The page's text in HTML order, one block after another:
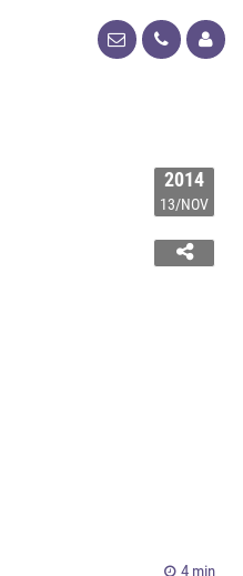
2014
13/NOV
4 min